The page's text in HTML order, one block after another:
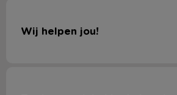
Wij helpen jou!